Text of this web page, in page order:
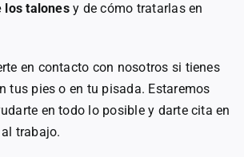
los talonesy de cómo tratarlas en
en contacto con nosotros si tienes
tus pies o en tu pisada. Estaremos
en todo lo posible y darte cita en
trabajo.